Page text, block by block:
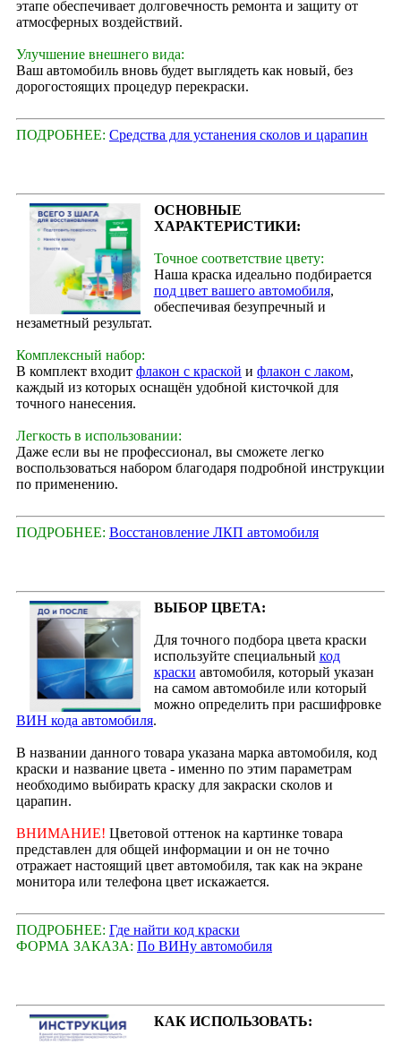
этапе обеспечивает долговечность ремонта и защиту от
атмосферных воздействий.
Улучшение внешнего вида:
Ваш автомобиль вновь будет выглядеть как новый, без
дорогостоящих процедур перекраски.
ПОДРОБНЕЕ: Средства для устанения сколов и царапин
ОСНОВНЫЕ
ХАРАКТЕРИСТИКИ:
Точное соответствие цвету:
Наша краска идеально подбирается
под цвет вашего автомобиля,
обеспечивая безупречный и
незаметный результат.
Комплексный набор:
В комплект входит флакон с краской и флакон с лаком,
каждый из которых оснащён удобной кисточкой для
точного нанесения.
Легкость в использовании:
Даже если вы не профессионал, вы сможете легко
воспользоваться набором благодаря подробной инструкции
по применению.
ПОДРОБНЕЕ: Восстановление ЛКП автомобиля
ВЫБОР ЦВЕТА:
Для точного подбора цвета краски
используйте специальный код
краски автомобиля, который указан
на самом автомобиле или который
можно определить при расшифровке
ВИН кода автомобиля.
В названии данного товара указана марка автомобиля, код
краски и название цвета - именно по этим параметрам
необходимо выбирать краску для закраски сколов и
царапин.
ВНИМАНИЕ! Цветовой оттенок на картинке товара
представлен для общей информации и он не точно
отражает настоящий цвет автомобиля, так как на экране
монитора или телефона цвет искажается.
ПОДРОБНЕЕ: Где найти код краски
ФОРМА ЗАКАЗА: По ВИНу автомобиля
КАК ИСПОЛЬЗОВАТЬ: